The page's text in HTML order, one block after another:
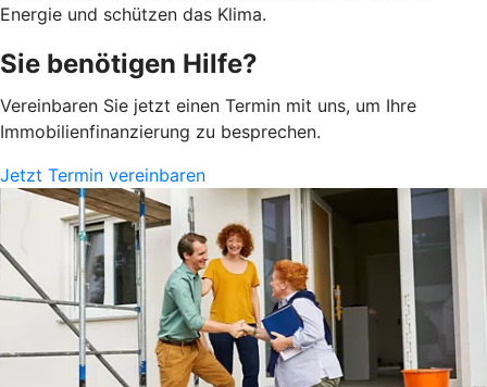
Energie und schützen das Klima.
Sie benötigen Hilfe?
Vereinbaren Sie jetzt einen Termin mit uns, um Ihre
Immobilienfinanzierung zu besprechen.
Jetzt Termin vereinbaren